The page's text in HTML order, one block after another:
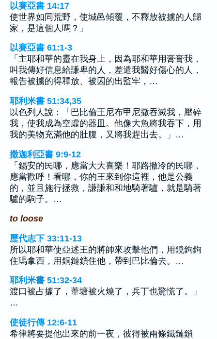
以賽亞書 14:17
使世界如同荒野，使城邑傾覆，不釋放被擄的人歸
家，是這個人嗎？」
以賽亞書 61:1-3
「主耶和華的靈在我身上，因為耶和華用膏膏我，
叫我傳好信息給謙卑的人，差遣我醫好傷心的人，
報告被擄的得釋放、被囚的出監牢，…
耶利米書 51:34,35
以色列人說：「巴比倫王尼布甲尼撒吞滅我，壓碎
我，使我成為空虛的器皿。他像大魚將我吞下，用
我的美物充滿他的肚腹，又將我趕出去。」…
撒迦利亞書 9:9-12
「錫安的民哪，應當大大喜樂！耶路撒冷的民哪，
應當歡呼！看哪，你的王來到你這裡，他是公義
的，並且施行拯救，謙謙和和地騎著驢，就是騎著
驢的駒子。…
to loose
歷代志下 33:11-13
所以耶和華使亞述王的將帥來攻擊他們，用鐃鉤鉤
住瑪拿西，用銅鏈鎖住他，帶到巴比倫去。…
耶利米書 51:32-34
渡口被占據了，葦塘被火燒了，兵丁也驚慌了。」
…
使徒行傳 12:6-11
希律將要提他出來的前一夜，彼得被兩條鐵鏈鎖